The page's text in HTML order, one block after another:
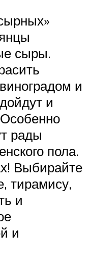
сыры.
и
и
рады
пола.
Выбирайте
тирамису,
и
и